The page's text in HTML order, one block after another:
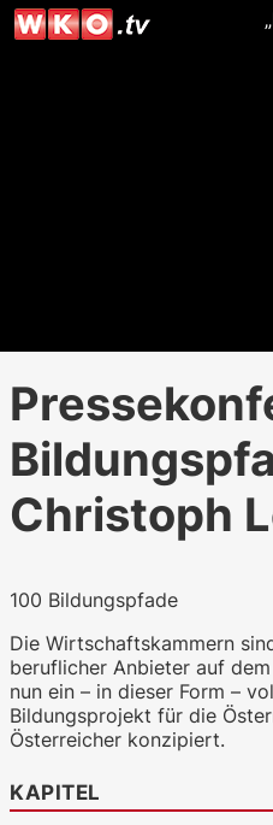
Christoph
100 Bildungspfade
Die Wirtschaftskammern
beruflicher Anbieter auf
nun ein – in dieser Form –
Bildungsprojekt für die
Österreicher konzipiert.
KAPITEL
WKO.tv KI
26b-a4b-it,